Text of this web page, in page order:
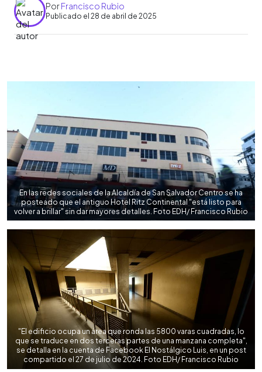
PorFrancisco Rubio
Publicado el 28 de abril de 2025
►
En las redes sociales de la Alcaldía de San Salvador Centro se ha
posteado que el antiguo Hotel Ritz Continental "está listo para
volver a brillar" sin dar mayores detalles. Foto EDH/ Francisco Rubio
"El edificio ocupa un área que ronda las 5800 varas cuadradas, lo
que se traduce en dos terceras partes de una manzana completa",
se detalla en la cuenta de Facebook El Nostálgico Luis, en un post
compartido el 27 de julio de 2024. Foto EDH/ Francisco Rubio